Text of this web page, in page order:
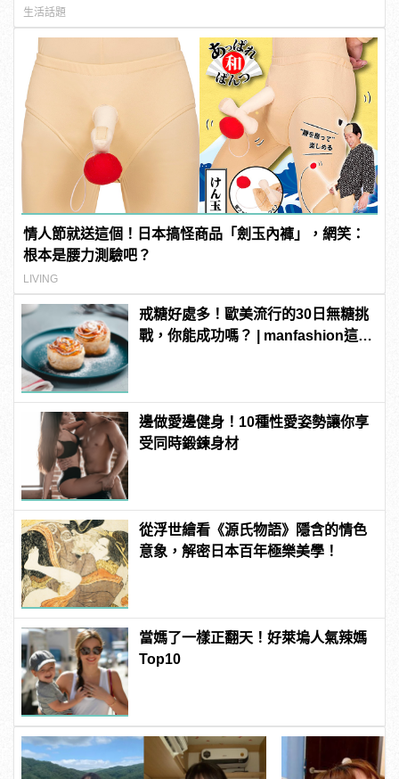
生活話題
情人節就送這個！日本搞怪商品「劍玉內褲」，網笑：
根本是腰力測驗吧？
LIVING
戒糖好處多！歐美流行的30日無糖挑
戰，你能成功嗎？ | manfashion這樣
邊做愛邊健身！10種性愛姿勢讓你享
受同時鍛鍊身材
從浮世繪看《源氏物語》隱含的情色
意象，解密日本百年極樂美學！
當媽了一樣正翻天！好萊塢人氣辣媽
Top10